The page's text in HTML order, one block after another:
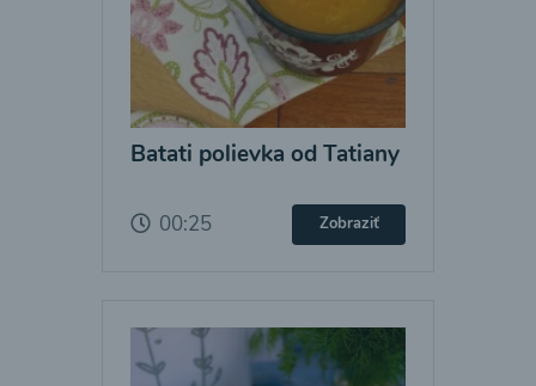
Batati polievka od Tatiany
00:25 Zobraziť